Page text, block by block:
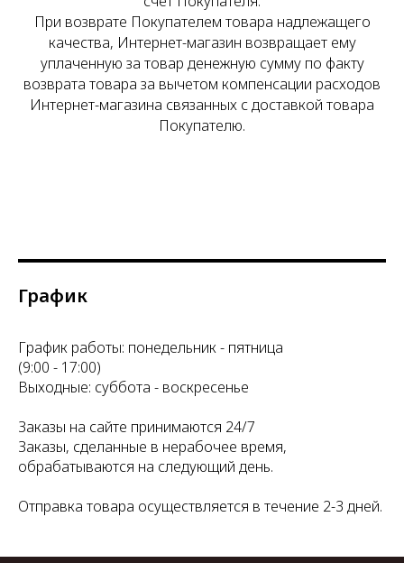
При возврате Покупателем товара надлежащего
качества, Интернет-магазин возвращает ему
уплаченную за товар денежную сумму по факту
возврата товара за вычетом компенсации расходов
Интернет-магазина связанных с доставкой товара
Покупателю.
График
График работы: понедельник - пятница
(9:00 - 17:00)
Выходные: суббота - воскресенье
Заказы на сайте принимаются 24/7
Заказы, сделанные в нерабочее время,
обрабатываются на следующий день.
Отправка товара осуществляется в течение 2-3 дней.